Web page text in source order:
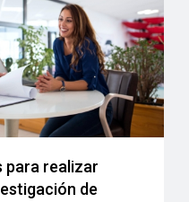
para realizar
de